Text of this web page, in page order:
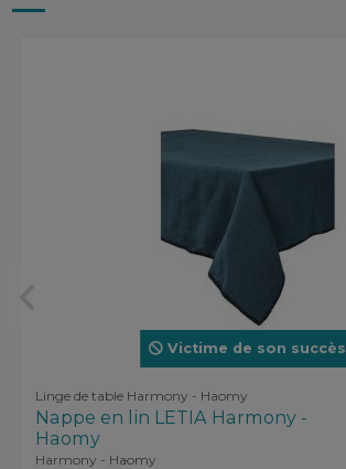
Victime de son succès
Linge de table Harmony - Haomy
Nappe en lin LETIA Harmony -
Haomy
Harmony - Haomy